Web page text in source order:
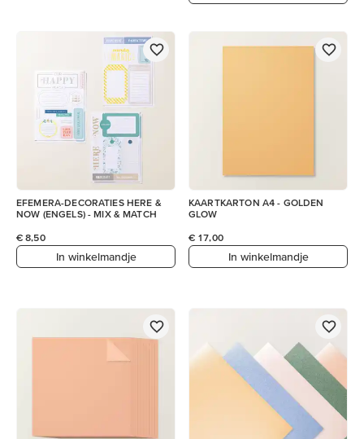
EFEMERA-DECORATIES HERE &
NOW (ENGELS) - MIX & MATCH
€ 8,50
In winkelmandje
KAARTKARTON A4 - GOLDEN
GLOW
€ 17,00
In winkelmandje